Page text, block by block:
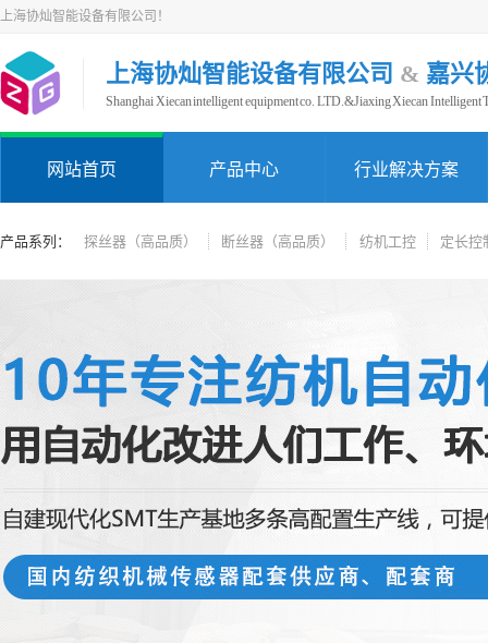
上海协灿智能设备有限公司！
上海协灿智能设备有限公司 & 嘉兴
Shanghai Xiecan intelligent equipment co. LTD.&Jiaxing Xiecan Intelligent
网站首页 产品中心 行业解决方案
产品系列： 探丝器（高品质） 断丝器（高品质） 纺机工控 定长控